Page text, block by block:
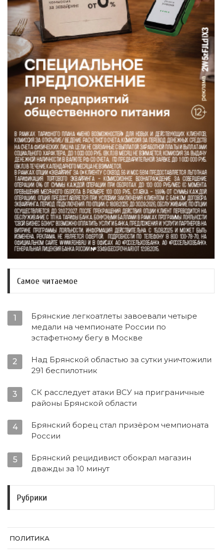
Самое читаемое
1
Брянские легкоатлеты завоевали четыре
медали на чемпионате России по
эстафетному бегу в Москве
2
Над Брянской областью за сутки уничтожили
291 беспилотник
3
СК расследует атаки ВСУ на приграничные
районы Брянской области
4
Брянский борец стал призёром чемпионата
России
5
Брянский рецидивист обокрал магазин
дважды за 10 минут
Рубрики
ПОЛИТИКА